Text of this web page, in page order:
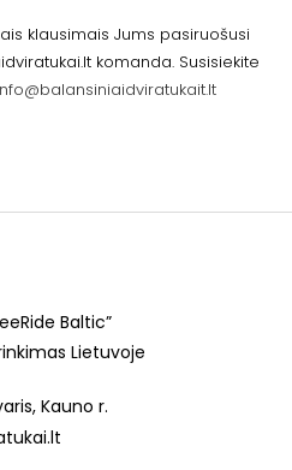
klausimais Jums pasiruošusi
komanda. Susisiekite
Baltic”
Lietuvoje
Kauno r.